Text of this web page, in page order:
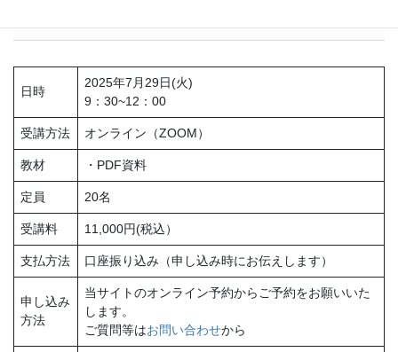
日時
2025年7月29日(火)
9：30~12：00
受講方法 オンライン（ZOOM）
教材 ・PDF資料
定員 20名
受講料 11,000円(税込）
支払方法 口座振り込み（申し込み時にお伝えします）
申し込み
方法
当サイトのオンライン予約からご予約をお願いいた
します。
ご質問等はお問い合わせから